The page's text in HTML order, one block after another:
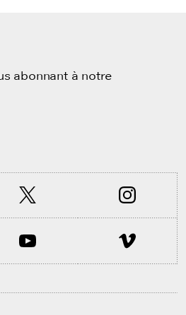
abonnant à notre